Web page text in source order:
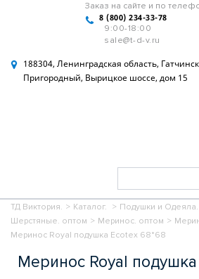
Заказ на сайте и по
8 (800) 234-33-78
9:00-18:00
sale@t-d-v.ru
188304, Ленинградская область,
Пригородный, Вырицкое шоссе, дом 15
ТД Виктория. > Каталог. > Подушки и
Шерстяные. оптом > Меринос. оптом >
Меринос Royal подушка Ecotex 68*68
Меринос Royal